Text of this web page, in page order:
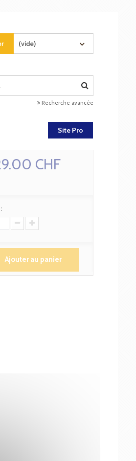
(vide)
Recherche avancée
Site Pro
CHF
Ajouter au panier